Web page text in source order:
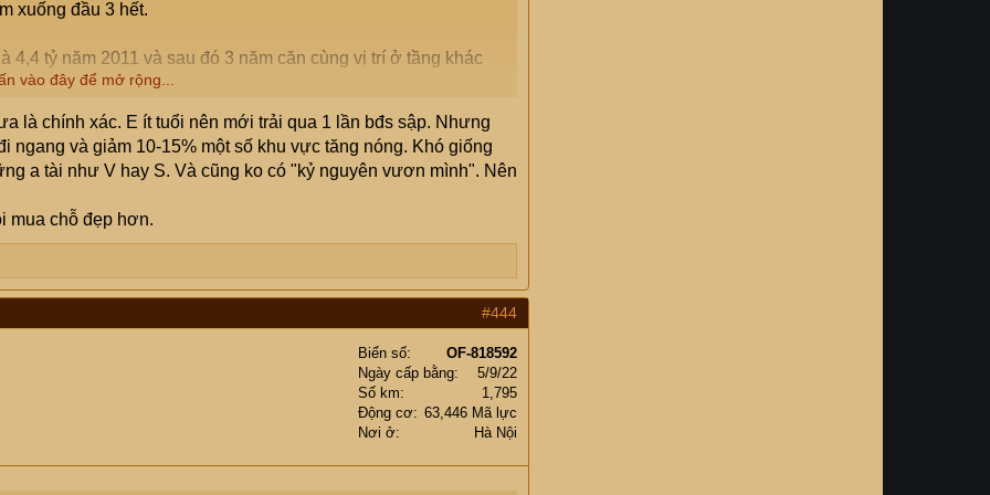
xuống đầu 3 hết.
4,4 tỷ năm 2011 và sau đó 3 năm căn cùng vị trí ở tầng khác
lúc đỉnh khu C, khu D Geleximco vượt 50 triệu/m và lúc
qua ở Thanh Xuân lúc đỉnh 2011 giá gần 7 tỷ nhà bên
tự giao 5 tỷ không ai mua, về sau em nghe nói bán 4,5
hết 36 phố phường. Về sau chỉ còn trục Hàng Đào/Ngang/
2015, các phố khác về 400-600 hết. Em có nhiều người
Việt Hưng ở.
tự để cụ thấy vô số chỗ nội đô, từ chung cư đến mặt phố hay
Đời em chứng kiến BĐS sập lần đầu 95-96 và sau đó nhiều
tin giá sẽ xuống hay lên, mà là: nếu giá BĐS xuống
vào đây để mở rộng...
là chính xác. E ít tuổi nên mới trải qua 1 lần bđs sập. Nhưng
ngang và giảm 10-15% một số khu vực tăng nóng. Khó giống
a tài như V hay S. Và cũng ko có "kỷ nguyên vươn mình". Nên
mua chỗ đẹp hơn.
#444
Biển số
OF-818592
Ngày cấp bằng
5/9/22
Số km
1,795
Động cơ
63,446 Mã lực
Nơi ở
Hà Nội